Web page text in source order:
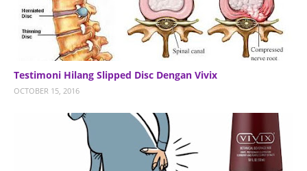
Testimoni Hilang Slipped Disc Dengan Vivix
OCTOBER 15, 2016